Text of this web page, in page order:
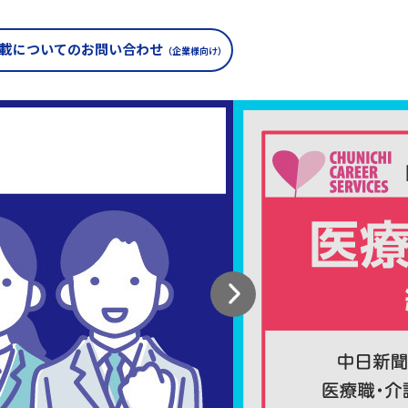
についてのお問い合わせ （企業様向け）